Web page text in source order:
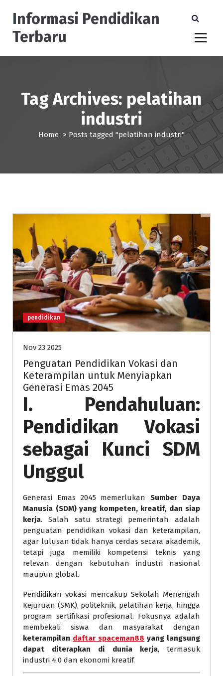
Informasi Pendidikan
Terbaru
Tag Archives: pelatihan
industri
Home > Posts tagged "pelatihan industri"
pendidikan
Nov 23 2025
Penguatan Pendidikan Vokasi dan
Keterampilan untuk Menyiapkan
Generasi Emas 2045
I. Pendahuluan:
Pendidikan Vokasi
sebagai Kunci SDM
Unggul
Generasi Emas 2045 memerlukanSumber Daya
Manusia (SDM) yang kompeten, kreatif, dan siap
kerja. Salah satu strategi pemerintah adalah
penguatan pendidikan vokasi dan keterampilan,
agar lulusan tidak hanya cerdas secara akademik,
tetapi juga memiliki kompetensi teknis yang
relevan dengan kebutuhan industri nasional
maupun global.
Pendidikan vokasi mencakup Sekolah Menengah
Kejuruan (SMK), politeknik, pelatihan kerja, hingga
program sertifikasi profesional. Fokusnya adalah
membekali siswa dan masyarakat dengan
keterampilan daftar spaceman88 yang langsung
dapat diterapkan di dunia kerja, termasuk
industri 4.0 dan ekonomi kreatif.